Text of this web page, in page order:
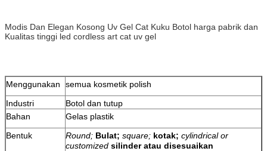
Modis Dan Elegan Kosong Uv Gel Cat Kuku Botol harga pabrik dan
Kualitas tinggi led cordless art cat uv gel
Menggunakan
semua kosmetik polish
Industri
Botol dan tutup
Bahan
Gelas plastik
Bentuk
Round; Bulat; square; kotak; cylindrical or
customized silinder atau disesuaikan